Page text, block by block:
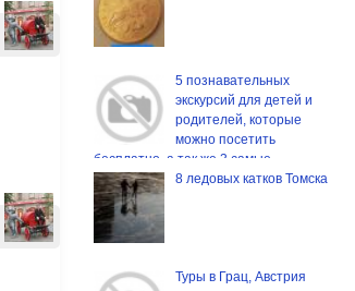
5 познавательных
экскурсий для детей и
родителей, которые
можно посетить
бесплатно, а так же 3 самые
популярные выставки Томска.
8 ледовых катков Томска
Туры в Грац, Австрия